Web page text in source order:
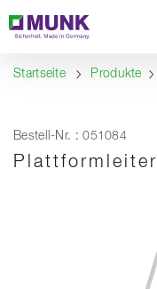
Inhalt
Inhaltsverzeichnis
Navigation
Startseite Produkte
Bestell-Nr. : 051084